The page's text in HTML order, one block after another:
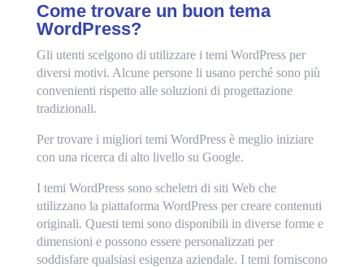
Come trovare un buon tema
WordPress?
Gli utenti scelgono di utilizzare i temi WordPress per
diversi motivi. Alcune persone li usano perché sono più
convenienti rispetto alle soluzioni di progettazione
tradizionali.
Per trovare i migliori temi WordPress è meglio iniziare
con una ricerca di alto livello su Google.
I temi WordPress sono scheletri di siti Web che
utilizzano la piattaforma WordPress per creare contenuti
originali. Questi temi sono disponibili in diverse forme e
dimensioni e possono essere personalizzati per
soddisfare qualsiasi esigenza aziendale. I temi forniscono